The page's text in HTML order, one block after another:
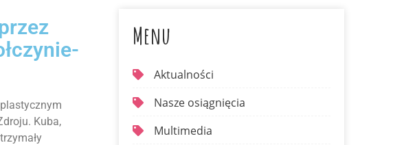
Kuba,
Menu
Aktualności
Nasze osiągnięcia
Multimedia